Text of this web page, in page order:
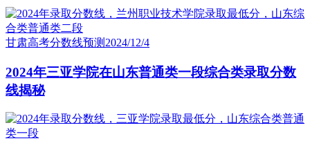
甘肃高考分数线预测 2024/12/4
2024年三亚学院在山东普通类一段综合类录取分数
线揭秘